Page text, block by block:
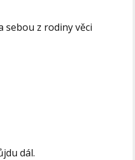
sebou z rodiny věci
dál.